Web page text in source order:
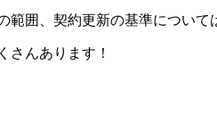
囲、契約更新の基準について
んあります！